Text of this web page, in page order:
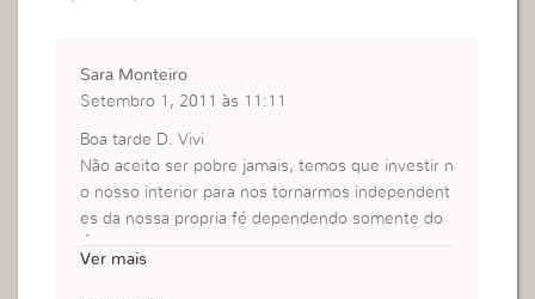
Sara Monteiro
Setembro 1, 2011 às 11:11
Boa tarde D. Vivi
Não aceito ser pobre jamais, temos que investir n
o nosso interior para nos tornarmos independent
es da nossa propria fé dependendo somente do
Ver mais